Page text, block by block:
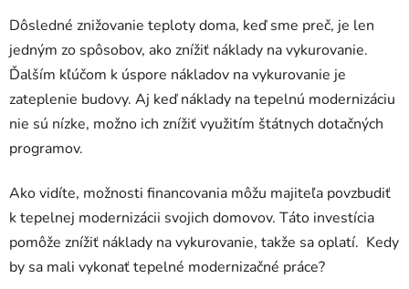
Dôsledné znižovanie teploty doma, keď sme preč, je len
jedným zo spôsobov, ako znížiť náklady na vykurovanie.
Ďalším kľúčom k úspore nákladov na vykurovanie je
zateplenie budovy. Aj keď náklady na tepelnú modernizáciu
nie sú nízke, možno ich znížiť využitím štátnych dotačných
programov.
Ako vidíte, možnosti financovania môžu majiteľa povzbudiť
k tepelnej modernizácii svojich domovov. Táto investícia
pomôže znížiť náklady na vykurovanie, takže sa oplatí. Kedy
by sa mali vykonať tepelné modernizačné práce?